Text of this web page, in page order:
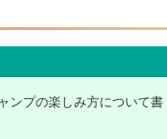
ンプの楽しみ方について書